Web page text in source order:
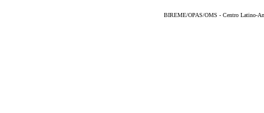
BIREME/OPAS/OMS - Centro Latino-